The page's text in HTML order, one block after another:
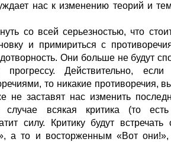
нас к изменению теорий и
со всей серьезностью, что
и примириться с
Они больше не будут
прогрессу. Действительно,
то никакие противоречия,
не заставят нас изменить
всякая критика (то
силу. Критику будут
а то и восторженным «Вот они!»,